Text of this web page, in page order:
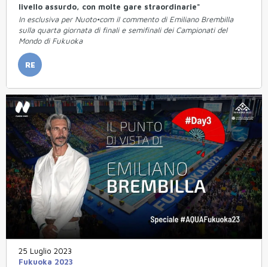
livello assurdo, con molte gare straordinarie"
In esclusiva per Nuoto•com il commento di Emiliano Brembilla
sulla quarta giornata di finali e semifinali dei Campionati del
Mondo di Fukuoka
RE
25 Luglio 2023
Fukuoka 2023